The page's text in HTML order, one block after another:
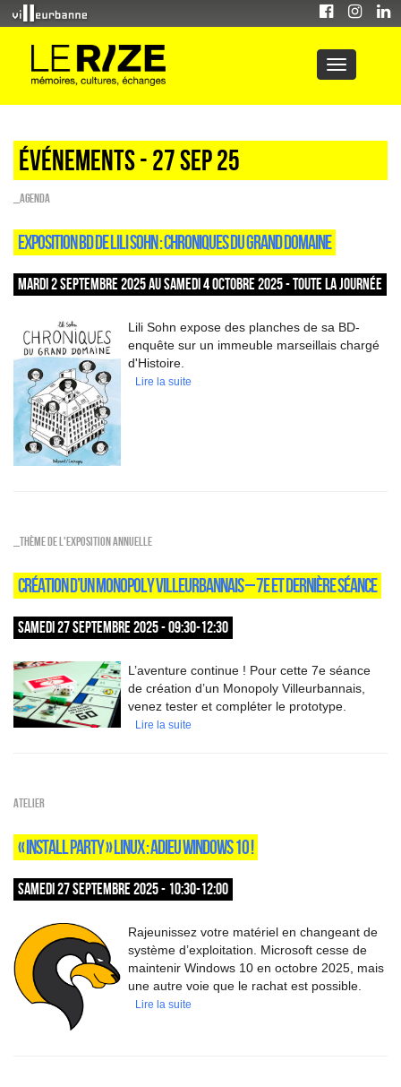
Événements - 27 Sep 25
_Agenda
EXPOSITION BD DE LILI SOHN : CHRONIQUES DU GRAND DOMAINE
MARDI 2 SEPTEMBRE 2025 AU SAMEDI 4 OCTOBRE 2025 - TOUTE LA JOURNÉE
Lili Sohn expose des planches de sa BD-
enquête sur un immeuble marseillais chargé
d'Histoire.
Lire la suite
_Thème de l'exposition annuelle
CRÉATION D’UN MONOPOLY VILLEURBANNAIS – 7E ET DERNIÈRE SÉANCE
SAMEDI 27 SEPTEMBRE 2025 - 09:30-12:30
L’aventure continue ! Pour cette 7e séance
de création d’un Monopoly Villeurbannais,
venez tester et compléter le prototype.
Lire la suite
Atelier
« INSTALL PARTY » LINUX : ADIEU WINDOWS 10 !
SAMEDI 27 SEPTEMBRE 2025 - 10:30-12:00
Rajeunissez votre matériel en changeant de
système d’exploitation. Microsoft cesse de
maintenir Windows 10 en octobre 2025, mais
une autre voie que le rachat est possible.
Lire la suite